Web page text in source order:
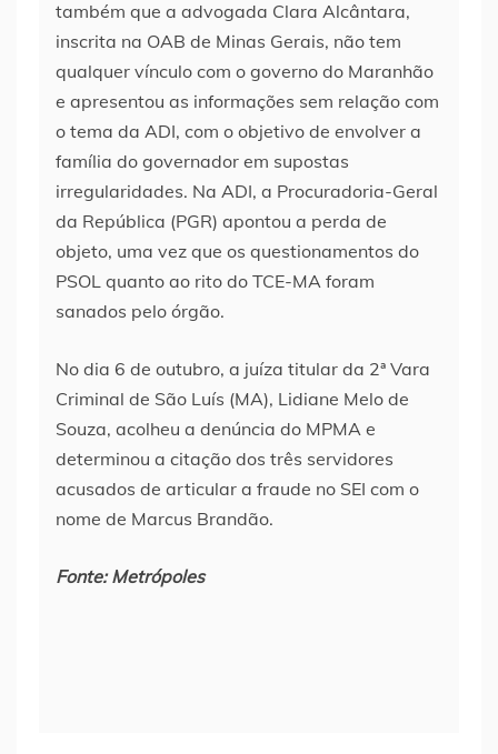
também que a advogada Clara Alcântara,
inscrita na OAB de Minas Gerais, não tem
qualquer vínculo com o governo do Maranhão
e apresentou as informações sem relação com
o tema da ADI, com o objetivo de envolver a
família do governador em supostas
irregularidades. Na ADI, a Procuradoria-Geral
da República (PGR) apontou a perda de
objeto, uma vez que os questionamentos do
PSOL quanto ao rito do TCE-MA foram
sanados pelo órgão.
No dia 6 de outubro, a juíza titular da 2ª Vara
Criminal de São Luís (MA), Lidiane Melo de
Souza, acolheu a denúncia do MPMA e
determinou a citação dos três servidores
acusados de articular a fraude no SEI com o
nome de Marcus Brandão.
Fonte: Metrópoles